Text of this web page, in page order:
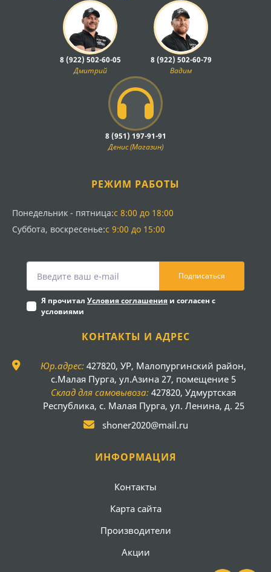
8 (922) 502-60-05
Дмитрий
8 (922) 502-60-79
Вадим
8 (951) 197-91-91
Денис (Магазин)
РЕЖИМ РАБОТЫ
Понедельник - пятница:с 8:00 до 18:00
Суббота, воскресенье:с 9:00 до 15:00
Подписаться
Я прочитал Условия соглашения и согласен с
условиями
КОНТАКТЫ И АДРЕС
Юр.адрес: 427820, УР, Малопургинский район,
с.Малая Пурга, ул.Азина 27, помещение 5
Склад для самовывоза: 427820, Удмуртская
Республика, с. Малая Пурга, ул. Ленина, д. 25
shoner2020@mail.ru
ИНФОРМАЦИЯ
Контакты
Карта сайта
Производители
Акции